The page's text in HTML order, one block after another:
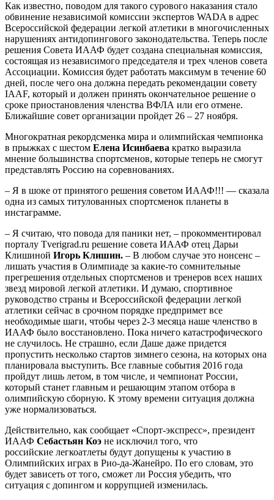
Как известно, поводом для такого сурового наказания стало
обвинение независимой комиссии экспертов WADA в адрес
Всероссийской федерации легкой атлетики в многочисленных
нарушениях антидопингового законодательства. Теперь после
решения Совета ИААФ будет создана специальная комиссия,
состоящая из независимого председателя и трех членов совета
Ассоциации. Комиссия будет работать максимум в течение 60
дней, после чего она должна передать рекомендации совету
IAAF, который и должен принять окончательное решение о
сроке приостановления членства ВФЛА или его отмене.
Ближайшие совет организации пройдет 26 – 27 ноября.
Многократная рекордсменка мира и олимпийская чемпионка
в прыжках с шестом Елена Исинбаева кратко выразила
мнение большинства спортсменов, которые теперь не смогут
представлять Россию на соревнованиях.
– Я в шоке от принятого решения советом ИААФ!!! — сказала
одна из самых титулованных спортсменок планеты в
инстаграмме.
– Я считаю, что повода для паники нет, – прокомментировал
порталу Tverigrad.ru решение совета ИААФ отец Дарьи
Клишиной Игорь Клишин. – В любом случае это нонсенс –
лишать участия в Олимпиаде за какие-то сомнительные
прегрешения отдельных спортсменов и тренеров всех наших
звезд мировой легкой атлетики. И думаю, спортивное
руководство страны и Всероссийской федерации легкой
атлетики сейчас в срочном порядке предпримет все
необходимые шаги, чтобы через 2-3 месяца наше членство в
ИААФ было восстановлено. Пока ничего катастрофического
не случилось. Не страшно, если Даше даже придется
пропустить несколько стартов зимнего сезона, на которых она
планировала выступить. Все главные события 2016 года
пройдут лишь летом, в том числе, и чемпионат России,
который станет главным и решающим этапом отбора в
олимпийскую сборную. К этому времени ситуация должна
уже нормализоваться.
Действительно, как сообщает «Спорт-экспресс», президент
ИААФ Себастьян Коэ не исключил того, что
российские легкоатлеты будут допущены к участию в
Олимпийских играх в Рио-да-Жанейро. По его словам, это
будет зависеть от того, сможет ли Россия убедить, что
ситуация с допингом и коррупцией изменилась.